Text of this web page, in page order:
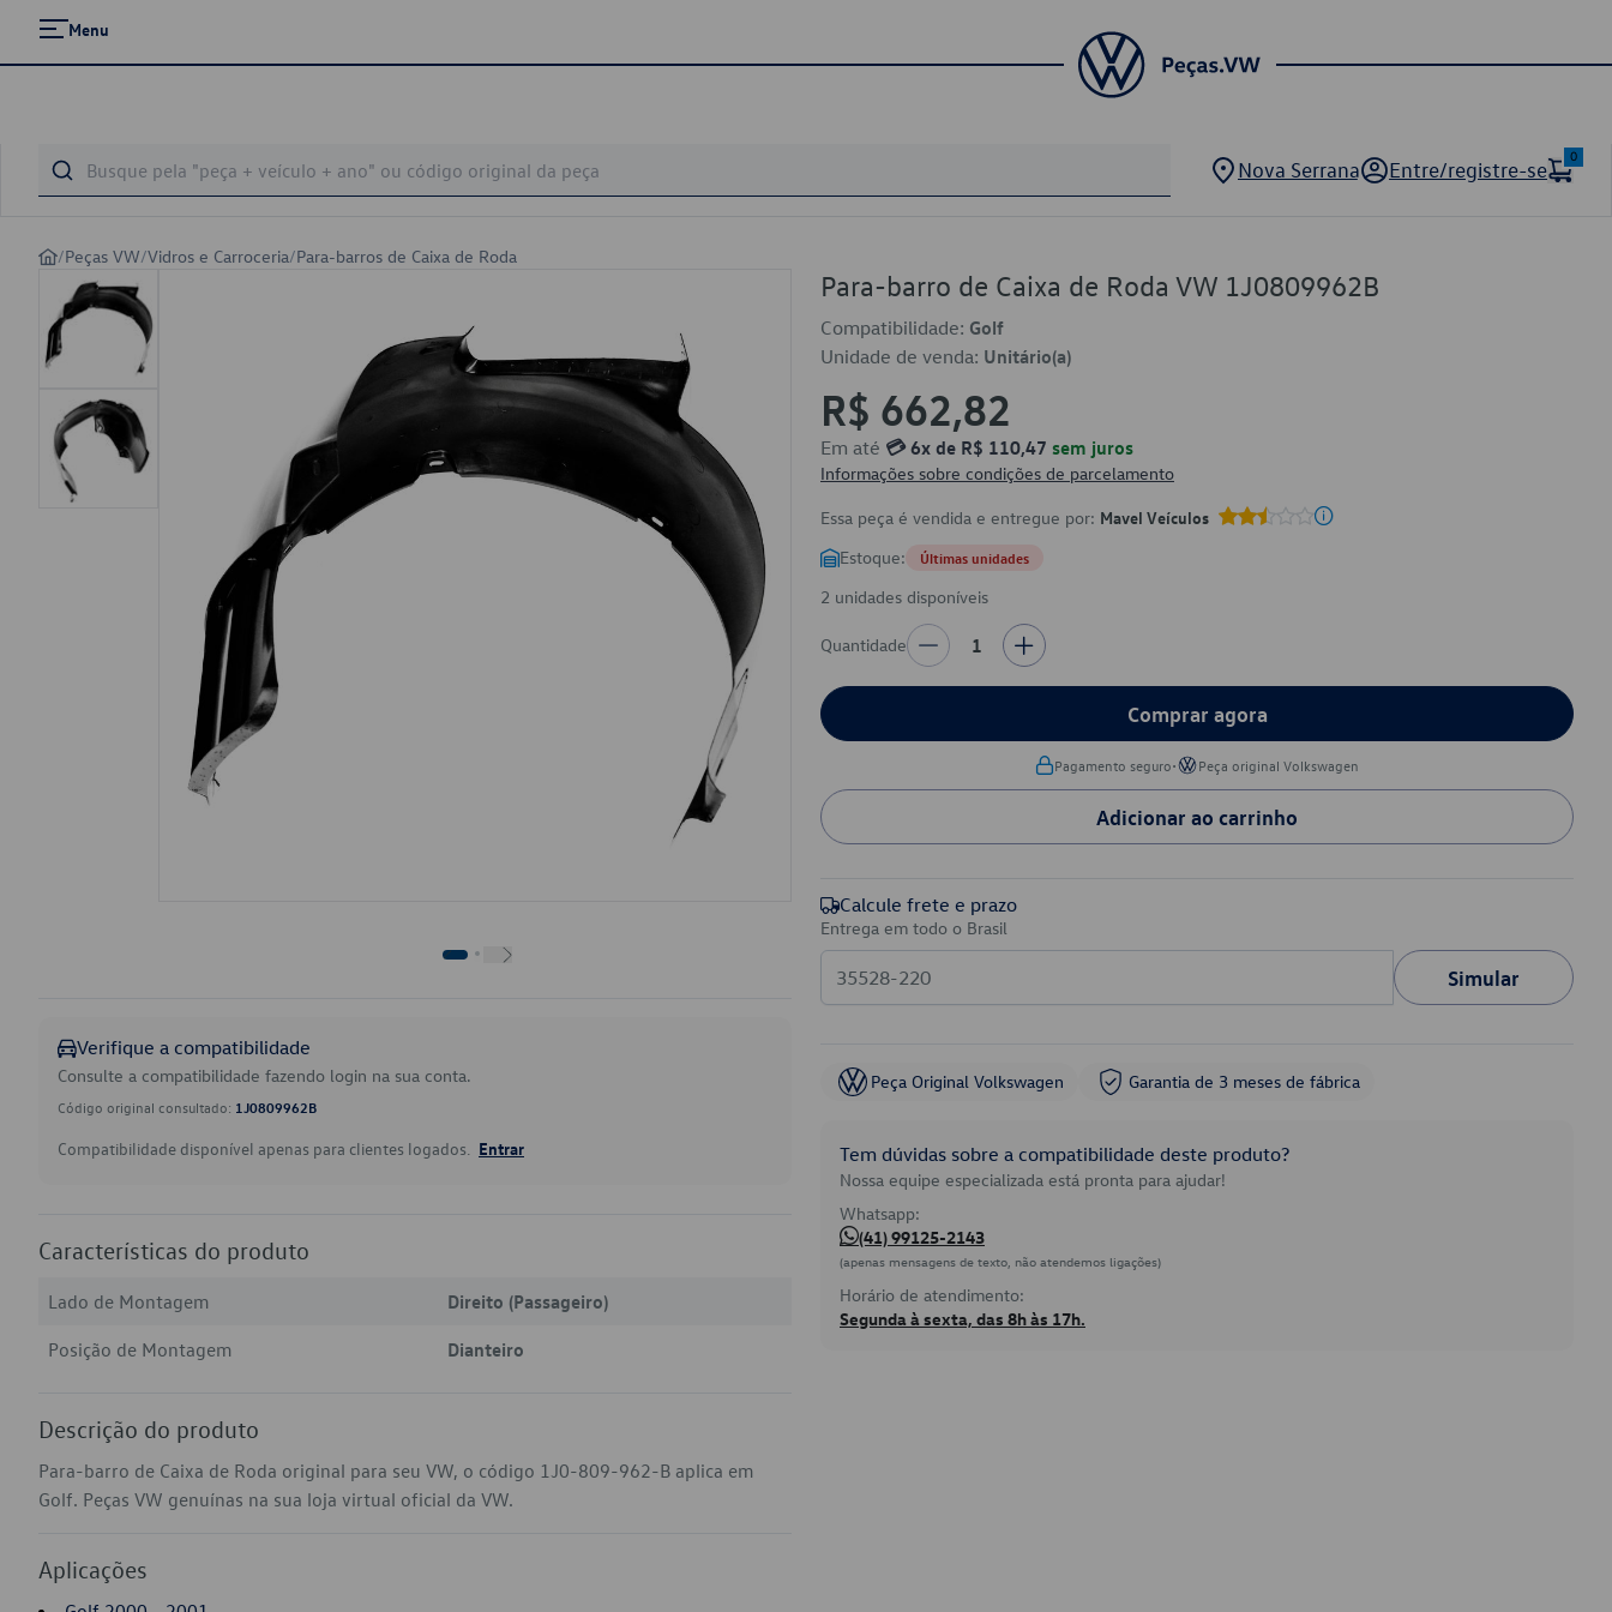
Menu
Nova Serrana Entre/registre-se
0
/Peças VW/Vidros e Carroceria/Para-barros de Caixa de Roda
Verifique a compatibilidade
Consulte a compatibilidade fazendo login na sua conta.
Código original consultado: 1J0809962B
Compatibilidade disponível apenas para clientes logados. Entrar
Características do produto
Lado de Montagem
Direito (Passageiro)
Posição de Montagem
Dianteiro
Descrição do produto
Para-barro de Caixa de Roda original para seu VW, o código 1J0-809-962-B aplica em
Golf. Peças VW genuínas na sua loja virtual oficial da VW.
Aplicações
Para-barro de Caixa de Roda VW 1J0809962B
Compatibilidade: Golf
Unidade de venda: Unitário(a)
R$ 662,82
Em até 💳 6x de R$ 110,47 sem juros
Informações sobre condições de parcelamento
Essa peça é vendida e entregue por: Mavel Veículos
Estoque: Últimas unidades
2 unidades disponíveis
Quantidade 1
Comprar agora
Pagamento seguro• Peça original Volkswagen
Adicionar ao carrinho
Calcule frete e prazo
Entrega em todo o Brasil
Simular
Peça Original Volkswagen Garantia de 3 meses de fábrica
Tem dúvidas sobre a compatibilidade deste produto?
Nossa equipe especializada está pronta para ajudar!
Whatsapp:
(41) 99125-2143
(apenas mensagens de texto, não atendemos ligações)
Horário de atendimento:
Segunda à sexta, das 8h às 17h.